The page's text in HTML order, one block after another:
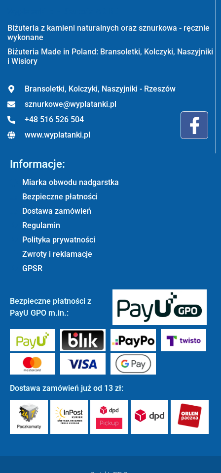
Biżuteria z kamieni naturalnych oraz sznurkowa - ręcznie
wykonane
Biżuteria Made in Poland: Bransoletki, Kolczyki, Naszyjniki
i Wisiory
Bransoletki, Kolczyki, Naszyjniki - Rzeszów
sznurkowe@wyplatanki.pl
+48 516 526 504
www.wyplatanki.pl
Informacje:
Miarka obwodu nadgarstka
Bezpieczne płatności
Dostawa zamówień
Regulamin
Polityka prywatności
Zwroty i reklamacje
GPSR
Bezpieczne płatności z
PayU GPO m.in.:
Dostawa zamówień już od 13 zł: